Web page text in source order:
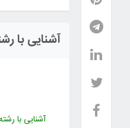
آشنایی با
آشنایی با